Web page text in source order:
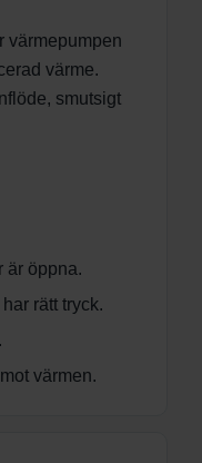
värmepumpen
värme.
smutsigt
är öppna.
rätt tryck.
värmen.